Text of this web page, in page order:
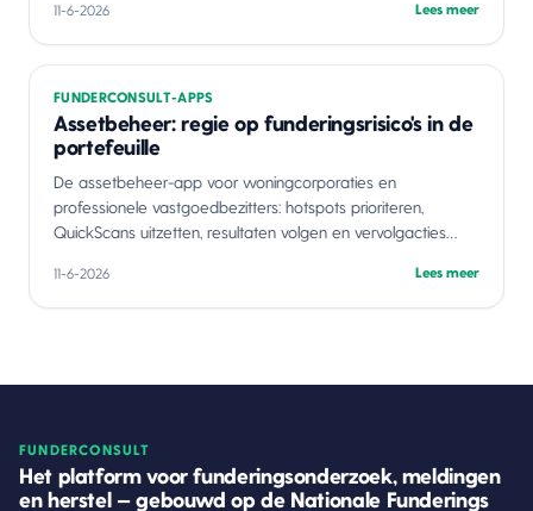
11-6-2026 Lees meer
FUNDERCONSULT-APPS
Assetbeheer: regie op funderingsrisico's in de
portefeuille
De assetbeheer-app voor woningcorporaties en
professionele vastgoedbezitters: hotspots prioriteren,
QuickScans uitzetten, resultaten volgen en vervolgacties
11-6-2026 Lees meer
FUNDERCONSULT
Het platform voor funderingsonderzoek, meldingen
en herstel — gebouwd op de Nationale Funderings